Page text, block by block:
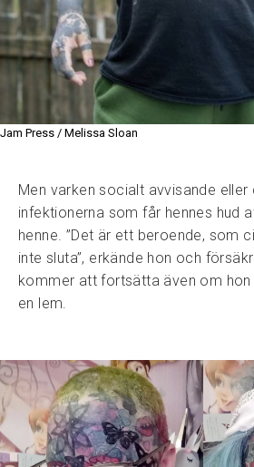
Jam Press / Melissa Sloan
Men varken socialt avvisande eller
infektionerna som får hennes hud
henne. ”Det är ett beroende, som
inte sluta”, erkände hon och
kommer att fortsätta även om
en lem.